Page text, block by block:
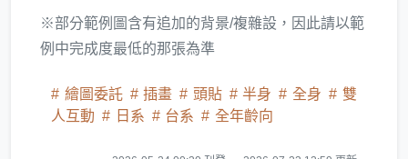
※部分範例圖含有追加的背景/複雜設，因此請以範
例中完成度最低的那張為準
繪圖委託 插畫 頭貼 半身 全身
雙
人互動
日系 台系 全年齡向